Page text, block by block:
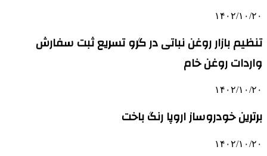
۱۴۰۲/۱۰/۲۰
تنظیم بازار روغن نباتی در گرو تسریع ثبت سفارش
واردات روغن خام
۱۴۰۲/۱۰/۲۰
برترین خودروساز اروپا رنگ باخت
۱۴۰۲/۱۰/۲۰